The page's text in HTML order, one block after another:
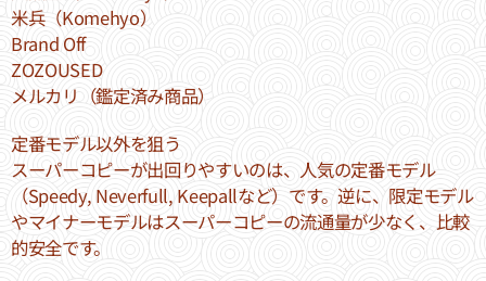
米兵（Komehyo）
Brand Off
ZOZOUSED
メルカリ（鑑定済み商品）
定番モデル以外を狙う
スーパーコピーが出回りやすいのは、人気の定番モデル
（Speedy, Neverfull, Keepallなど）です。逆に、限定モデル
やマイナーモデルはスーパーコピーの流通量が少なく、比較
的安全です。